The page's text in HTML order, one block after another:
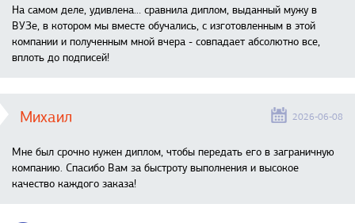
На самом деле, удивлена… сравнила диплом, выданный мужу в
ВУЗе, в котором мы вместе обучались, с изготовленным в этой
компании и полученным мной вчера - совпадает абсолютно все,
вплоть до подписей!
Михаил 2026-06-08
Мне был срочно нужен диплом, чтобы передать его в заграничную
компанию. Спасибо Вам за быстроту выполнения и высокое
качество каждого заказа!